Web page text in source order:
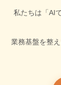
私たちは「AI
業務基盤を整